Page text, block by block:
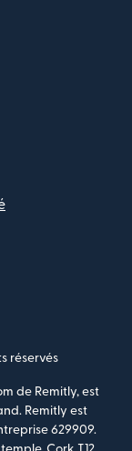
fenêtre)fenêtre)
nouvelle
réservés
de Remitly, est
Remitly est
629909.